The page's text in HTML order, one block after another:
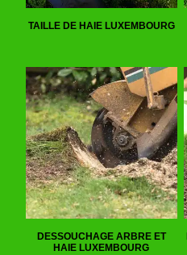
TAILLE DE HAIE LUXEMBOURG
DESSOUCHAGE ARBRE ET
HAIE LUXEMBOURG